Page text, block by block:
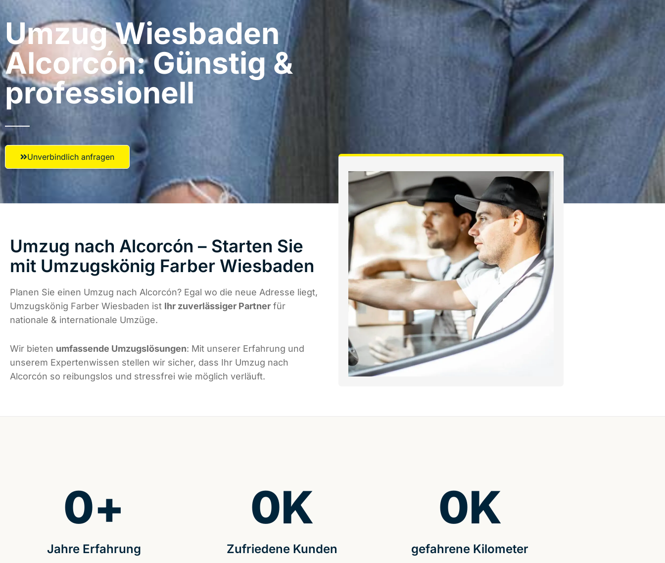
Umzug Wiesbaden​
Alcorcón: Günstig &
professionell​
Unverbindlich anfragen
Umzug nach Alcorcón – Starten Sie
mit Umzugskönig Farber Wiesbaden
Planen Sie einen Umzug nach Alcorcón? Egal wo die neue Adresse liegt,
Umzugskönig Farber Wiesbaden ist Ihr zuverlässiger Partner für
nationale & internationale Umzüge.
Wir bieten umfassende Umzugslösungen: Mit unserer Erfahrung und
unserem Expertenwissen stellen wir sicher, dass Ihr Umzug nach
Alcorcón so reibungslos und stressfrei wie möglich verläuft.
Jahre Erfahrung
0+
Zufriedene Kunden
0K
gefahrene Kilometer
0K